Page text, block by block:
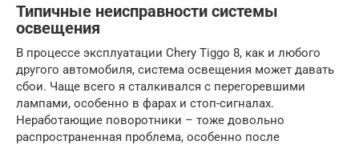
Типичные неисправности системы
освещения
В процессе эксплуатации Chery Tiggo 8, как и любого
другого автомобиля, система освещения может давать
сбои. Чаще всего я сталкивался с перегоревшими
лампами, особенно в фарах и стоп-сигналах.
Неработающие поворотники – тоже довольно
распространенная проблема, особенно после